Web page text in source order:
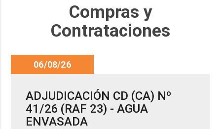
Compras y
Contrataciones
06/08/26
ADJUDICACIÓN CD (CA) Nº
41/26 (RAF 23) - AGUA
ENVASADA